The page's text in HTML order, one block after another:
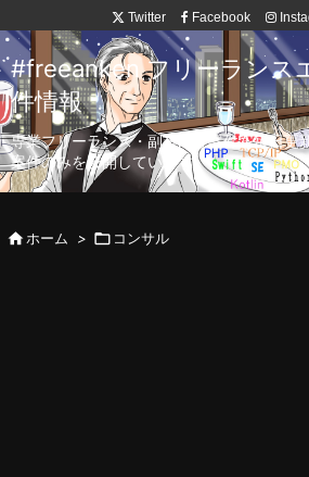
Twitter Facebook
#freeanken フリーラン
件情報
専業フリーランス・副業向け案件を毎日更
案件のみを公開しています。
ホーム >  コンサル